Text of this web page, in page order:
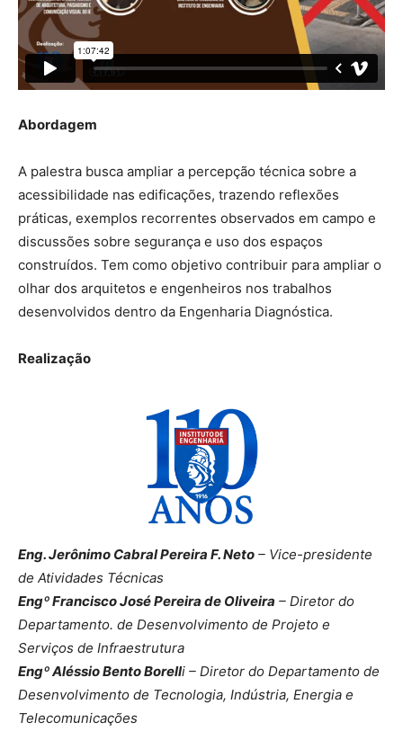
Abordagem
A palestra busca ampliar a percepção técnica sobre a
acessibilidade nas edificações, trazendo reflexões
práticas, exemplos recorrentes observados em campo e
discussões sobre segurança e uso dos espaços
construídos. Tem como objetivo contribuir para ampliar o
olhar dos arquitetos e engenheiros nos trabalhos
desenvolvidos dentro da Engenharia Diagnóstica.
Realização
Eng. Jerônimo Cabral Pereira F. Neto – Vice-presidente
de Atividades Técnicas
Engº Francisco José Pereira de Oliveira – Diretor do
Departamento. de Desenvolvimento de Projeto e
Serviços de Infraestrutura
Engº Aléssio Bento Borelli – Diretor do Departamento de
Desenvolvimento de Tecnologia, Indústria, Energia e
Telecomunicações